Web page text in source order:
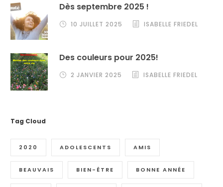
Dès septembre 2025 !
10 JUILLET 2025 ISABELLE FRIEDEL
Des couleurs pour 2025!
2 JANVIER 2025 ISABELLE FRIEDEL
Tag Cloud
2020 ADOLESCENTS AMIS
BEAUVAIS BIEN-ÊTRE BONNE ANNÉE